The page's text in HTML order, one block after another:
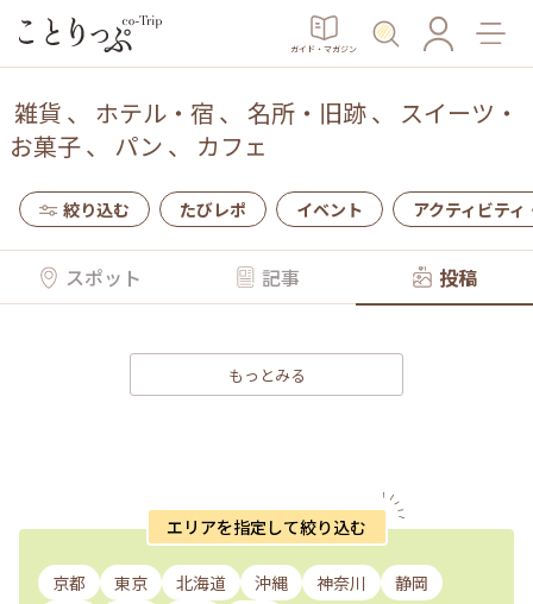
ガイド・マガジン
雑貨 、 ホテル・宿 、 名所・旧跡、 スイーツ・
お菓子、 パン 、 カフェ
絞り込む たびレポ イベント アクティビティ
スポット 記事 投稿
もっとみる
エリアを指定して絞り込む
京都 東京 北海道 沖縄 神奈川
静岡